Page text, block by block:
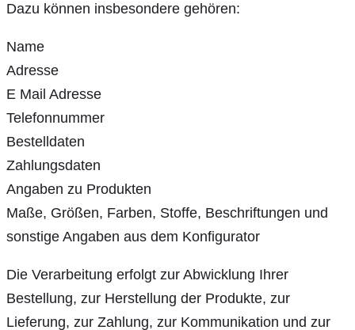
Dazu können insbesondere gehören:
Name
Adresse
E Mail Adresse
Telefonnummer
Bestelldaten
Zahlungsdaten
Angaben zu Produkten
Maße, Größen, Farben, Stoffe, Beschriftungen und
sonstige Angaben aus dem Konfigurator
Die Verarbeitung erfolgt zur Abwicklung Ihrer
Bestellung, zur Herstellung der Produkte, zur
Lieferung, zur Zahlung, zur Kommunikation und zur